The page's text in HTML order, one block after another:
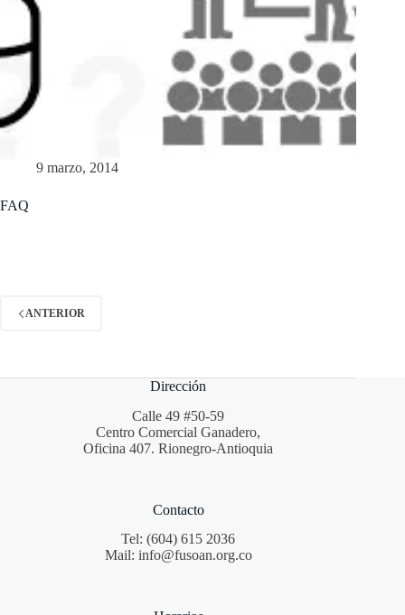
9 marzo, 2014
FAQ
ANTERIOR
Dirección
Calle 49 #50-59
Centro Comercial Ganadero,
Oficina 407. Rionegro-Antioquia
Contacto
Tel: (604) 615 2036
Mail: info@fusoan.org.co